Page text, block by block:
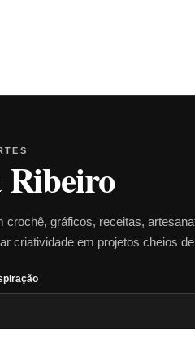
crochê, gráficos, receitas,
criatividade em projetos cheios